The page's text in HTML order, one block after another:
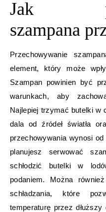
Jak
szampana
Przechowywanie
element, który może
Szampan powinien być
warunkach, aby
Najlepiej trzymać butelki w
dala od źródeł światła
przechowywania wynosi
planujesz serwować
schłodzić butelki w
podaniem. Można
schładzania, które
temperaturę przez